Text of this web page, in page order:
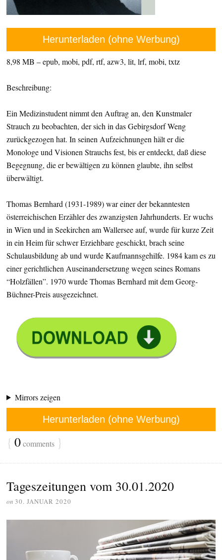
Herunterladen (ohne Werbung)
8,98 MB – epub, mobi, pdf, rtf, azw3, lit, lrf, mobi, txtz
Beschreibung:
Ein Medizinstudent nimmt den Auftrag an, den Kunstmaler
Strauch zu beobachten, der sich in das Gebirgsdorf Weng
zurückgezogen hat. In seinen Aufzeichnungen hält er die
Monologe und Visionen Strauchs fest, bis er entdeckt, daß diese
Begegnung, die er bewältigen zu können glaubte, ihn selbst
überwältigt.
Thomas Bernhard (1931-1989) war einer der bekanntesten
österreichischen Erzähler des zwanzigsten Jahrhunderts. Er wuchs
in Wien und in Seekirchen am Wallersee auf, wurde für kurze Zeit
in ein Heim für schwer Erziehbare geschickt, brach seine
Schulausbildung ab und wurde Kaufmannsgehilfe. 1984 kam es zu
einer gerichtlichen Auseinandersetzung wegen seines Romans
“Holzfällen”. 1970 wurde Thomas Bernhard mit dem Georg-
Büchner-Preis ausgezeichnet.
Mirrors zeigen
Herunterladen (ohne Werbung)
{ 0comments }
Tageszeitungen vom 30.01.2020
on 30. JANUAR 2020